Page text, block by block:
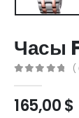
Часы
(
165,00$